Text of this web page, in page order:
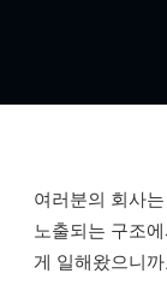
여러분의 회사
노출되는 구조
게 일해왔으니